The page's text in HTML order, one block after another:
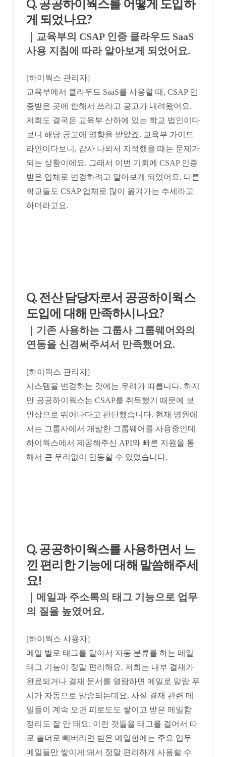
Q. 공공하이웍스를 어떻게 도입하
게 되었나요?
｜교육부의 CSAP 인증 클라우드 SaaS
사용 지침에 따라 알아보게 되었어요.
[하이웍스 관리자]
교육부에서 클라우드 SaaS를 사용할 때, CSAP 인
증받은 곳에 한해서 쓰라고 공고가 내려왔어요.
저희도 결국은 교육부 산하에 있는 학교 법인이다
보니 해당 공고에 영향을 받았죠. 교육부 가이드
라인이다보니, 감사 나와서 지적했을 때는 문제가
되는 상황이에요. 그래서 이번 기회에 CSAP 인증
받은 업체로 변경하려고 알아보게 되었어요. 다른
학교들도 CSAP 업체로 많이 옮겨가는 추세라고
하더라고요.
Q. 전산 담당자로서 공공하이웍스
도입에 대해 만족하시나요?
｜기존 사용하는 그룹사 그룹웨어와의
연동을 신경써주셔서 만족했어요.
[하이웍스 관리자]
시스템을 변경하는 것에는 우려가 따릅니다. 하지
만 공공하이웍스는 CSAP를 취득했기 때문에 보
안상으로 뛰어나다고 판단했습니다. 현재 병원에
서는 그룹사에서 개발한 그룹웨어를 사용중인데
하이웍스에서 제공해주신 API와 빠른 지원을 통
해서 큰 무리없이 연동할 수 있었습니다.
Q. 공공하이웍스를 사용하면서 느
낀 편리한 기능에 대해 말씀해주세
요!
｜메일과 주소록의 태그 기능으로 업무
의 질을 높였어요.
[하이웍스 사용자]
메일 별로 태그를 달아서 자동 분류를 하는 메일
태그 기능이 정말 편리해요. 저희는 내부 결재가
완료되거나 결재 문서를 열람하면 메일로 알람 푸
시가 자동으로 발송되는데요. 사실 결재 관련 메
일들이 계속 오면 피로도도 쌓이고 받은 메일함
정리도 잘 안 돼요. 이런 것들을 태그를 걸어서 따
로 폴더로 빼버리면 받은 메일함에는 주요 업무
메일들만 쌓이게 돼서 정말 편리하게 사용할 수